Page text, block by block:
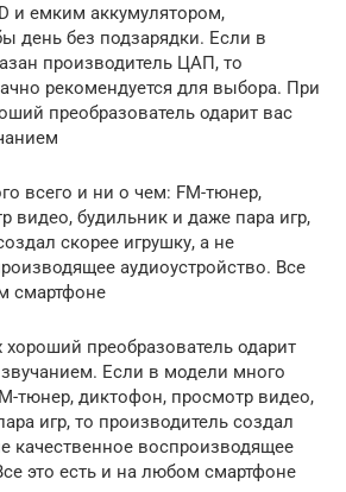
и емким аккумулятором,
день без подзарядки. Если в
производитель ЦАП, то
рекомендуется для выбора. При
преобразователь одарит вас
всего и ни о чем: FM-тюнер,
видео, будильник и даже пара игр,
скорее игрушку, а не
аудиоустройство. Все
смартфоне
преобразователь одарит
Если в модели много
тюнер, диктофон, просмотр видео,
игр, то производитель создал
качественное воспроизводящее
это есть и на любом смартфоне